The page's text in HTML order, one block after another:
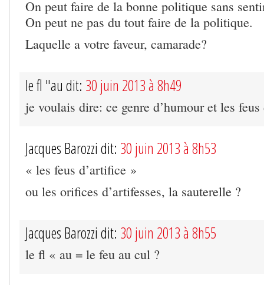
On peut faire de la bonne politique sans
On peut ne pas du tout faire de la politique.
Laquelle a votre faveur, camarade?
le fl "au dit: 30 juin 2013 à 8h49
je voulais dire: ce genre d’humour et les
Jacques Barozzi dit: 30 juin 2013 à 8h53
« les feus d’artifice »
ou les orifices d’artifesses, la sauterelle ?
Jacques Barozzi dit: 30 juin 2013 à 8h55
le fl « au = le feu au cul ?